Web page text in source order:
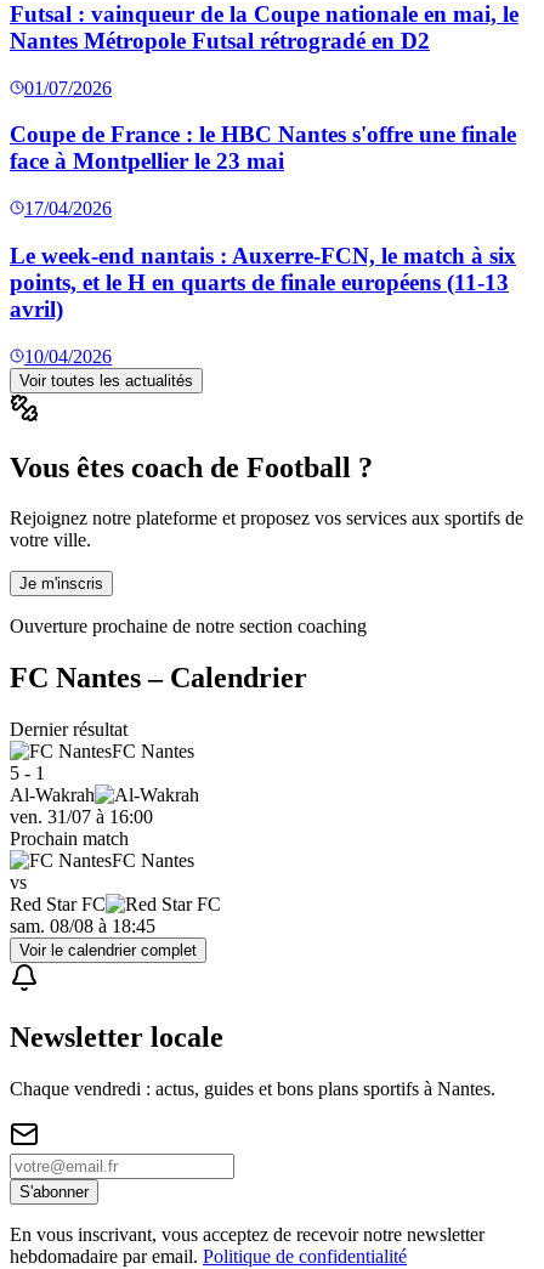
Futsal : vainqueur de la Coupe nationale en mai, le
Nantes Métropole Futsal rétrogradé en D2
01/07/2026
Coupe de France : le HBC Nantes s'offre une finale
face à Montpellier le 23 mai
17/04/2026
Le week-end nantais : Auxerre-FCN, le match à six
points, et le H en quarts de finale européens (11-13
avril)
10/04/2026
Voir toutes les actualités
Vous êtes coach de Football ?
Rejoignez notre plateforme et proposez vos services aux sportifs de
votre ville.
Je m'inscris
Ouverture prochaine de notre section coaching
FC Nantes– Calendrier
Dernier résultat
FC Nantes
5 - 1
Al-Wakrah
ven. 31/07 à 16:00
Prochain match
FC Nantes
vs
Red Star FC
sam. 08/08 à 18:45
Voir le calendrier complet
Newsletter locale
Chaque vendredi : actus, guides et bons plans sportifs à Nantes.
S'abonner
En vous inscrivant, vous acceptez de recevoir notre newsletter
hebdomadaire par email. Politique de confidentialité